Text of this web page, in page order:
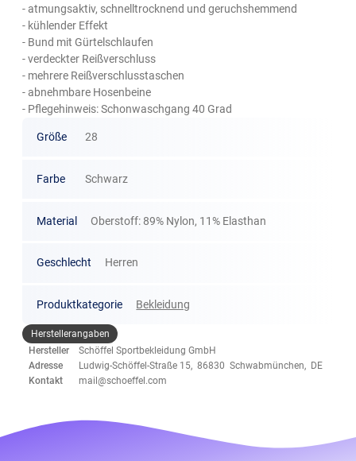
- atmungsaktiv, schnelltrocknend und geruchshemmend
- kühlender Effekt
- Bund mit Gürtelschlaufen
- verdeckter Reißverschluss
- mehrere Reißverschlusstaschen
- abnehmbare Hosenbeine
- Pflegehinweis: Schonwaschgang 40 Grad
Größe 28
Farbe Schwarz
Material Oberstoff: 89% Nylon, 11% Elasthan
Geschlecht Herren
Produktkategorie Bekleidung
Herstellerangaben
Hersteller
Schöffel Sportbekleidung GmbH
Adresse
Ludwig-Schöffel-Straße 15, 86830 Schwabmünchen, DE
Kontakt
mail@schoeffel.com